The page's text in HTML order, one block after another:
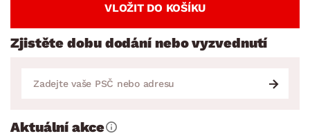
VLOŽIT DO KOŠÍKU
Zjistěte dobu dodání nebo vyzvednutí
Aktuální akce